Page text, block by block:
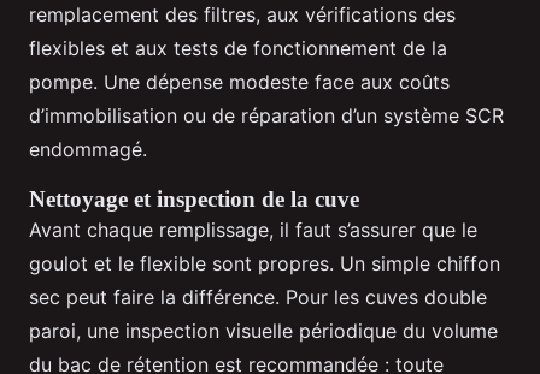
remplacement des filtres, aux vérifications des
flexibles et aux tests de fonctionnement de la
pompe. Une dépense modeste face aux coûts
d’immobilisation ou de réparation d’un système SCR
endommagé.
Nettoyage et inspection de la cuve
Avant chaque remplissage, il faut s’assurer que le
goulot et le flexible sont propres. Un simple chiffon
sec peut faire la différence. Pour les cuves double
paroi, une inspection visuelle périodique du volume
du bac de rétention est recommandée : toute